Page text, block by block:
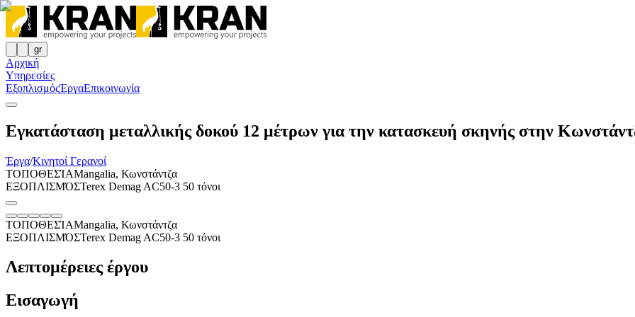
gr
Αρχική
Υπηρεσίες
ΕξοπλισμόςΈργαΕπικοινωνία
Εγκατάσταση μεταλλικής δοκού 12 μέτρων για την κατασκευή σκηνής στην
Έργα/Κινητοί Γερανοί
ΤΟΠΟΘΕΣΊΑMangalia, Κωνστάντζα
ΕΞΟΠΛΙΣΜΌΣTerex Demag AC50-3 50 τόνοι
ΤΟΠΟΘΕΣΊΑMangalia, Κωνστάντζα
ΕΞΟΠΛΙΣΜΌΣTerex Demag AC50-3 50 τόνοι
Λεπτομέρειες έργου
Εισαγωγή